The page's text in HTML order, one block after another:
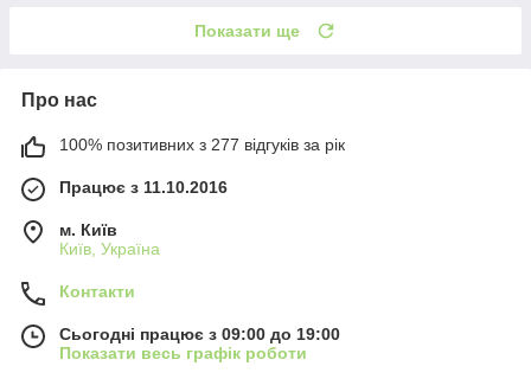
Показати ще
Про нас
100% позитивних з 277 відгуків за рік
Працює з 11.10.2016
м. Київ
Київ, Україна
Контакти
Сьогодні працює з 09:00 до 19:00
Показати весь графік роботи